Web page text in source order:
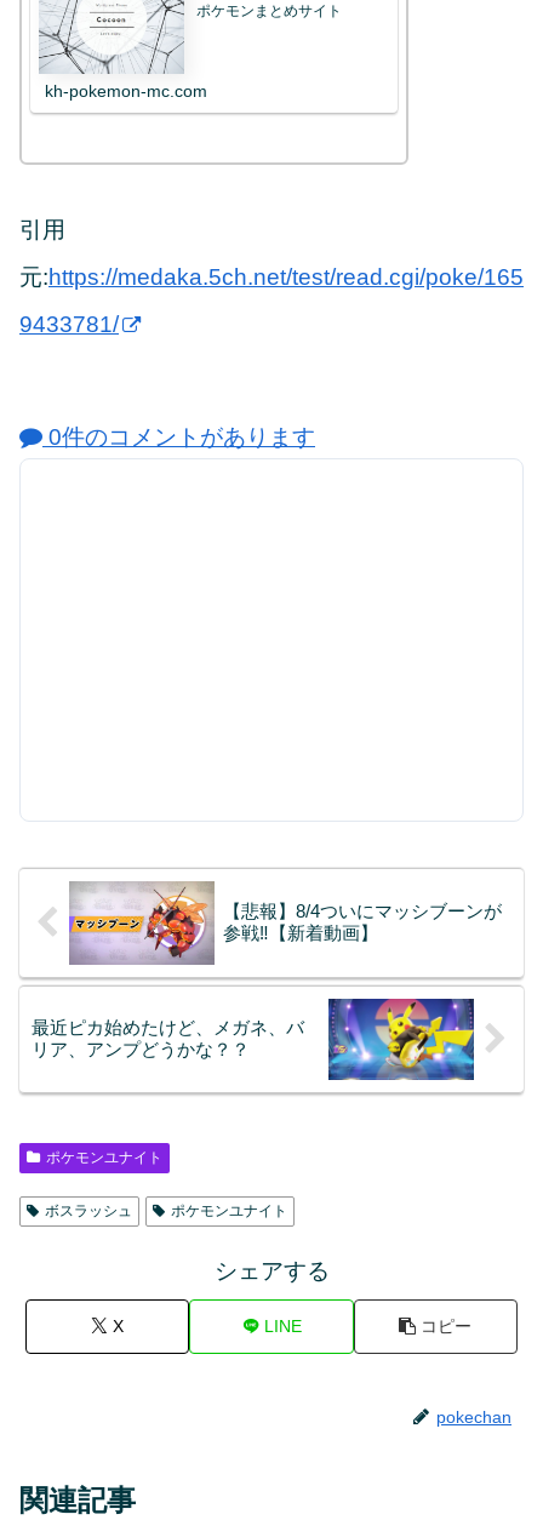
ポケモンまとめサイト
kh-pokemon-mc.com
引用
元:https://medaka.5ch.net/test/read.cgi/poke/165
9433781/
0件のコメントがあります
【悲報】8/4ついにマッシブーンが
参戦‼︎【新着動画】
最近ピカ始めたけど、メガネ、バ
リア、アンプどうかな？？
ポケモンユナイト
ボスラッシュ ポケモンユナイト
シェアする
X LINE コピー
pokechan
関連記事